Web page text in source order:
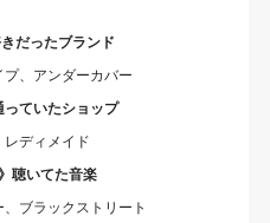
だったブランド
、アンダーカバー
っていたショップ
レディメイド
聴いてた音楽
ブラックストリート